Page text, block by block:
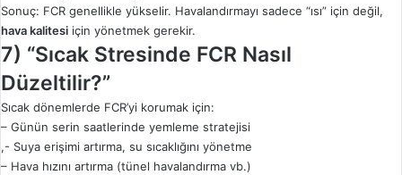
Sonuç: FCR genellikle yükselir. Havalandırmayı sadece “ısı” için değil,
hava kalitesi için yönetmek gerekir.
7) “Sıcak Stresinde FCR Nasıl
Düzeltilir?”
Sıcak dönemlerde FCR’yi korumak için:
– Günün serin saatlerinde yemleme stratejisi
,- Suya erişimi artırma, su sıcaklığını yönetme
– Hava hızını artırma (tünel havalandırma vb.)